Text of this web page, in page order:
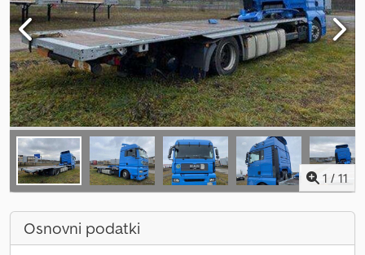
1 / 11
Osnovni podatki